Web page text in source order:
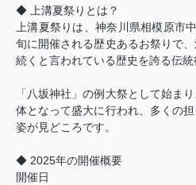
◆ 上溝夏祭りとは？
上溝夏祭りは、神奈川県相模原市
旬に開催される歴史あるお祭りで
続くと言われている歴史を誇る伝統
「八坂神社」の例大祭として始ま
体となって盛大に行われ、多くの
姿が見どころです。
◆ 2025年の開催概要
開催日